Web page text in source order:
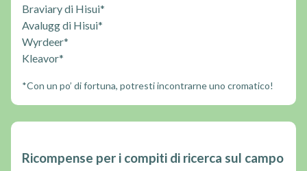
Braviary di Hisui*
Avalugg di Hisui*
Wyrdeer*
Kleavor*
*Con un po’ di fortuna, potresti incontrarne uno cromatico!
Ricompense per i compiti di ricerca sul campo